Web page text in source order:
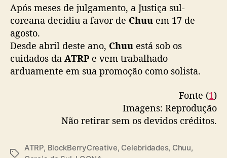
o
u
b
r
o
Após meses de julgamento, a Justiça sul-
coreana decidiu a favor de Chuu em 17 de
agosto.
Desde abril deste ano, Chuu está sob os
cuidados da ATRP e vem trabalhado
arduamente em sua promoção como solista.
Fonte (1)
Imagens: Reprodução
Não retirar sem os devidos créditos.
T
ATRP, BlockBerryCreative, Celebridades, Chuu,